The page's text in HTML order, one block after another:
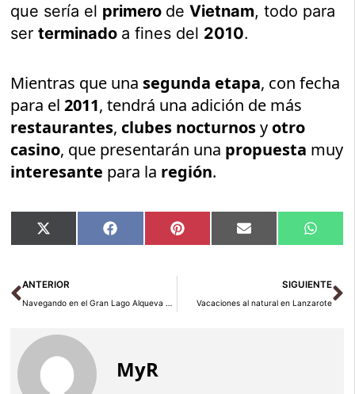
que sería el primero deVietnam, todo para
serterminado a fines del 2010.
Mientras que una segunda etapa, con fecha
para el2011, tendrá una adición de más
restaurantes, clubes nocturnosy otro
casino, que presentarán una propuesta muy
interesante para la región.
Compartir
en
X
(Twitter)
Compartir
en
Facebook Compartir
en
Pinterest Compartir
en
Email
en
Ant
ANTERIOR
Navegando en el Gran Lago Alqueva entre Portugal y España
SIGUIENTE
Vacaciones al natural en Lanzarote
MyR